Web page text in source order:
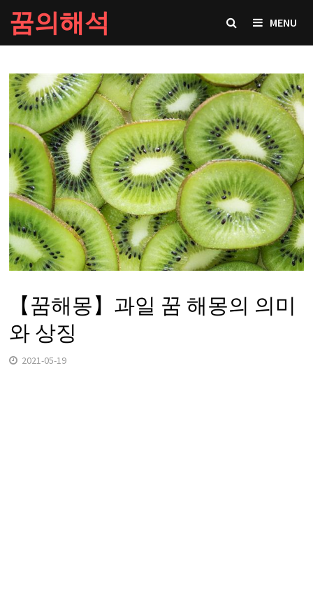
Skip
to
content
꿈의해석 MENU
【꿈해몽】과일 꿈 해몽의 의미
와 상징
2021-05-19